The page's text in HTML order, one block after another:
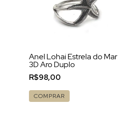
Anel Lohai Estrela do Mar
3D Aro Duplo
R$98,00
COMPRAR